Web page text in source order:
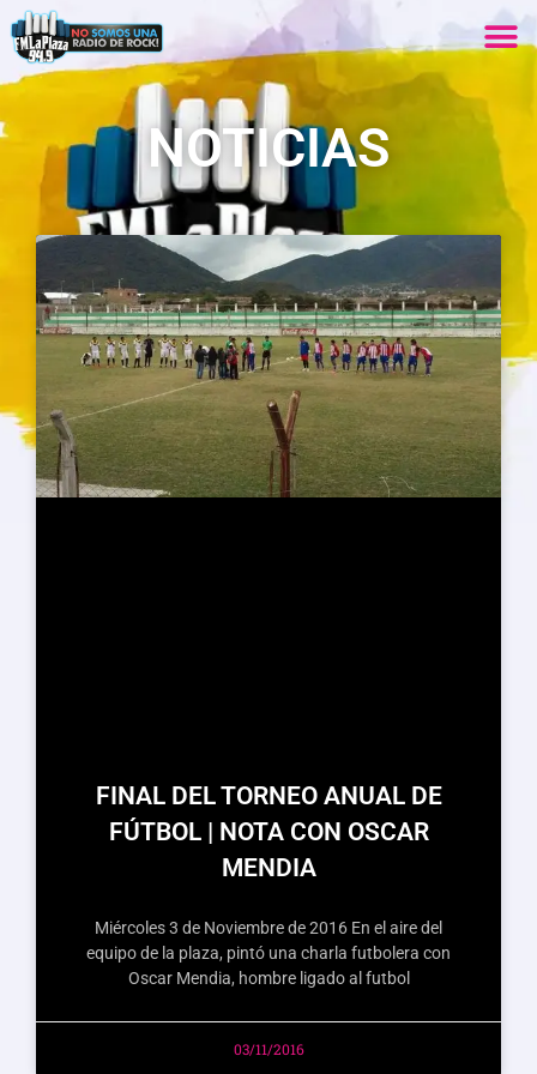
NOTICIAS
FINAL DEL TORNEO ANUAL DE
FÚTBOL | NOTA CON OSCAR
MENDIA
Miércoles 3 de Noviembre de 2016 En el aire del
equipo de la plaza, pintó una charla futbolera con
Oscar Mendia, hombre ligado al futbol
03/11/2016